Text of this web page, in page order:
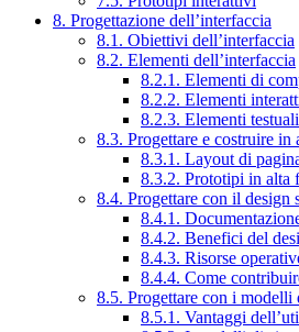
8. Progettazione dell’interfaccia
8.1. Obiettivi dell’interfaccia
8.2. Elementi dell’interfaccia
8.2.1. Elementi di
8.2.2. Elementi
8.2.3. Elementi
8.3. Progettare e costruire in
8.3.1. Layout di
8.3.2. Prototipi in alta
8.4. Progettare con il design
8.4.1.
8.4.2. Benefici del
8.4.3. Risorse
8.4.4. Come
8.5. Progettare con i modelli
8.5.1. Vantaggi